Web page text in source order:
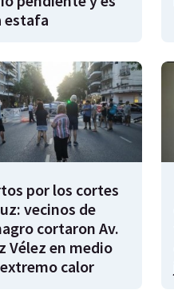
estafa
por los cortes
vecinos de
cortaron Av.
Vélez en medio
calor